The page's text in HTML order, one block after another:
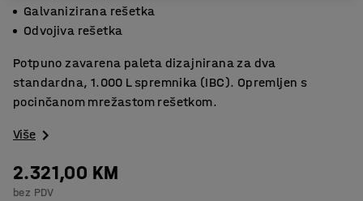
Galvanizirana rešetka
Odvojiva rešetka
Potpuno zavarena paleta dizajnirana za dva
standardna, 1.000 L spremnika (IBC). Opremljen s
pocinčanom mrežastom rešetkom.
Više
2.321,00 KM
bez PDV